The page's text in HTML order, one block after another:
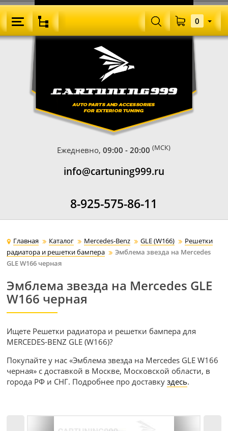
Ежедневно,09:00 - 20:00 (МСК)
info@cartuning999.ru
8-925-575-86-11
0
Главная Каталог Mercedes-Benz GLE (W166)
Решетки
радиатора и решетки бампера
Эмблема звезда на Mercedes
GLE W166 черная
Эмблема звезда на Mercedes GLE
W166 черная
Ищете Решетки радиатора и решетки бампера для
MERCEDES-BENZ GLE (W166)?
Покупайте у нас «Эмблема звезда на Mercedes GLE W166
черная» с доставкой в Москве, Московской области, в
города РФ и СНГ. Подробнее про доставкуздесь.